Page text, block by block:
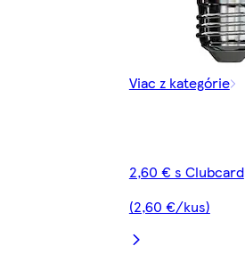
Viac z kategórie
2,60 € s Clubcard
(2,60 €/kus)